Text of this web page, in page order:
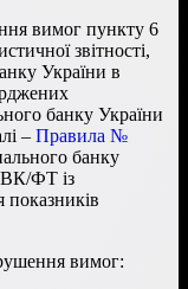
вимог пункту 6
звітності,
України в
банку України
– Правила №
банку
ФТ із
вимог: